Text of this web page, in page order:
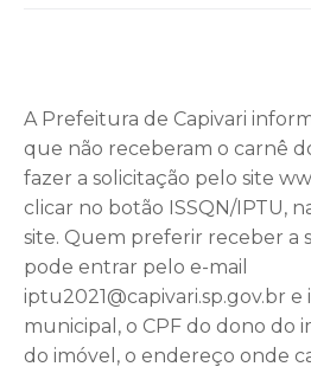
A Prefeitura de Capivari
que não receberam o carnê
fazer a solicitação pelo site
clicar no botão ISSQN/IPTU,
site. Quem preferir receber a
pode entrar pelo e-mail
iptu2021@capivari.sp.gov.br
municipal, o CPF do dono do
do imóvel, o endereço onde